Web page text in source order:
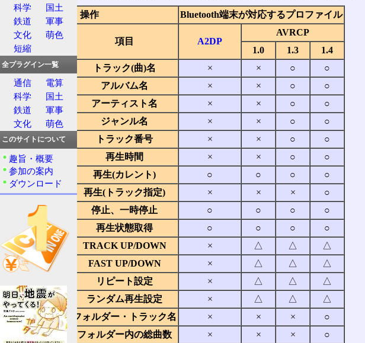
操作 Bluetooth端末が対応するプロファイル
分類 項目 A2DP
AVRCP
1.0
1.3 1.4
再生中の情報
トラック(曲)名 × × ○
○
アルバム名
× × ○
○
アーティスト名
× × ○
○
ジャンル名
× × ○
○
トラック番号
× × ○
○
再生時間
× × ○ ○
再生制御
再生(カレント) ○ ○ ○
○
再生(トラック指定)
× × ×
○
停止、一時停止
○ ○ ○
○
再生状態取得
○ ○ ○
○
TRACK UP/DOWN
× △ △
△
FAST UP/DOWN
× △ △
△
リピート設定
× △ △
△
ランダム再生設定
× △ △ △
フォルダー情報
フォルダー・トラック名 × × ×
○
フォルダー内の総曲数
× × × ○
科学
国土
鉄道
軍事
文化
萌色
短縮
全プラグイン一覧
通信
電算
科学
国土
鉄道
軍事
文化
萌色
このサイトについて
趣旨・概要
参加の案内
ダウンロード